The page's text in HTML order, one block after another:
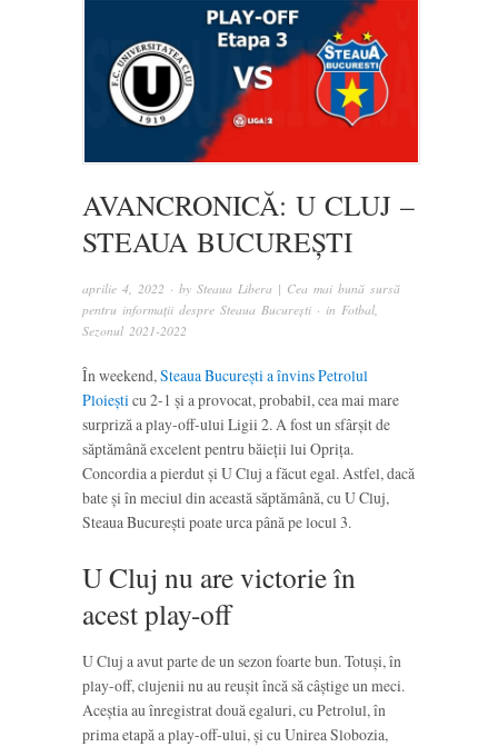
AVANCRONICĂ: U CLUJ –
STEAUA BUCUREȘTI
aprilie 4, 2022 · by Steaua Libera | Cea mai bună sursă
pentru informații despre Steaua București · in Fotbal,
Sezonul 2021-2022
În weekend,Steaua București a învins Petrolul
Ploieșticu 2-1 și a provocat, probabil, cea mai mare
surpriză a play-off-ului Ligii 2. A fost un sfârșit de
săptămână excelent pentru băieții lui Oprița.
Concordia a pierdut și U Cluj a făcut egal. Astfel, dacă
bate și în meciul din această săptămână, cu U Cluj,
Steaua București poate urca până pe locul 3.
U Cluj nu are victorie în
acest play-off
U Cluj a avut parte de un sezon foarte bun. Totuși, în
play-off, clujenii nu au reușit încă să câștige un meci.
Aceștia au înregistrat două egaluri, cu Petrolul, în
prima etapă a play-off-ului, și cu Unirea Slobozia,